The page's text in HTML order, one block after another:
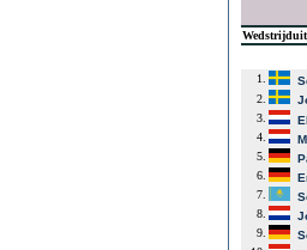
1.
2.
3.
4.
5.
6.
7.
8.
9.